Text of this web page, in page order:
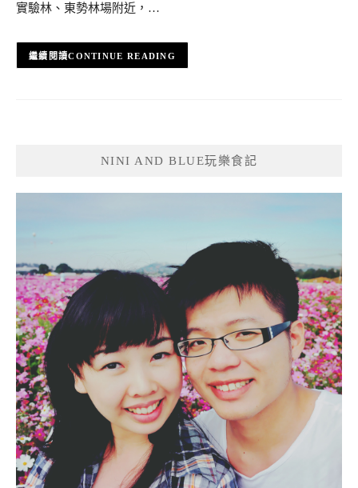
實驗林、東勢林場附近，…
CONTINUE READING
NINI AND BLUE玩樂食記